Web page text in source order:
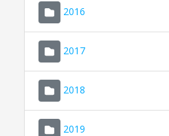
2016
2017
2018
2019